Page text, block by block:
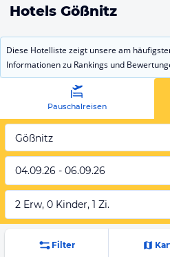
Hotels Gößnitz
Diese Hotelliste zeigt unsere am
Informationen zu Rankings und
Pauschalreisen
Gößnitz
04.09.26 - 06.09.26
2 Erw, 0 Kinder, 1 Zi.
Filter